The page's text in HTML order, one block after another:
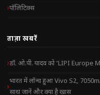
पॉलिटिक्स
ताज़ा खबरें
डॉ. ओ.पी. यादव को ‘LIPI Europe
भारत में लॉन्च हुआ Vivo S2,
साथ जानें और क्या है खास